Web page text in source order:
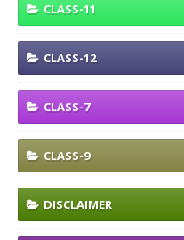
CLASS-11
CLASS-12
CLASS-7
CLASS-9
DISCLAIMER